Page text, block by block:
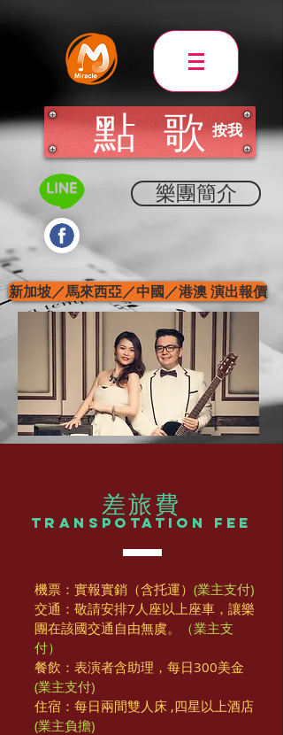
點 歌 ​按我
樂團簡介
新加坡／馬來西亞／中國／港澳 演出報價
差旅費
transpotation Fee
機票：實報實銷（含托運） (業主支付)
​交通：敬請安排7人座以上座車，讓樂
團在該國交通自由無虞。
（業主支
付）
餐飲：表演者含助理，每日300美金
(業主支付)
住宿：每日兩間雙人床 ,四星以上酒店
(業主負擔)